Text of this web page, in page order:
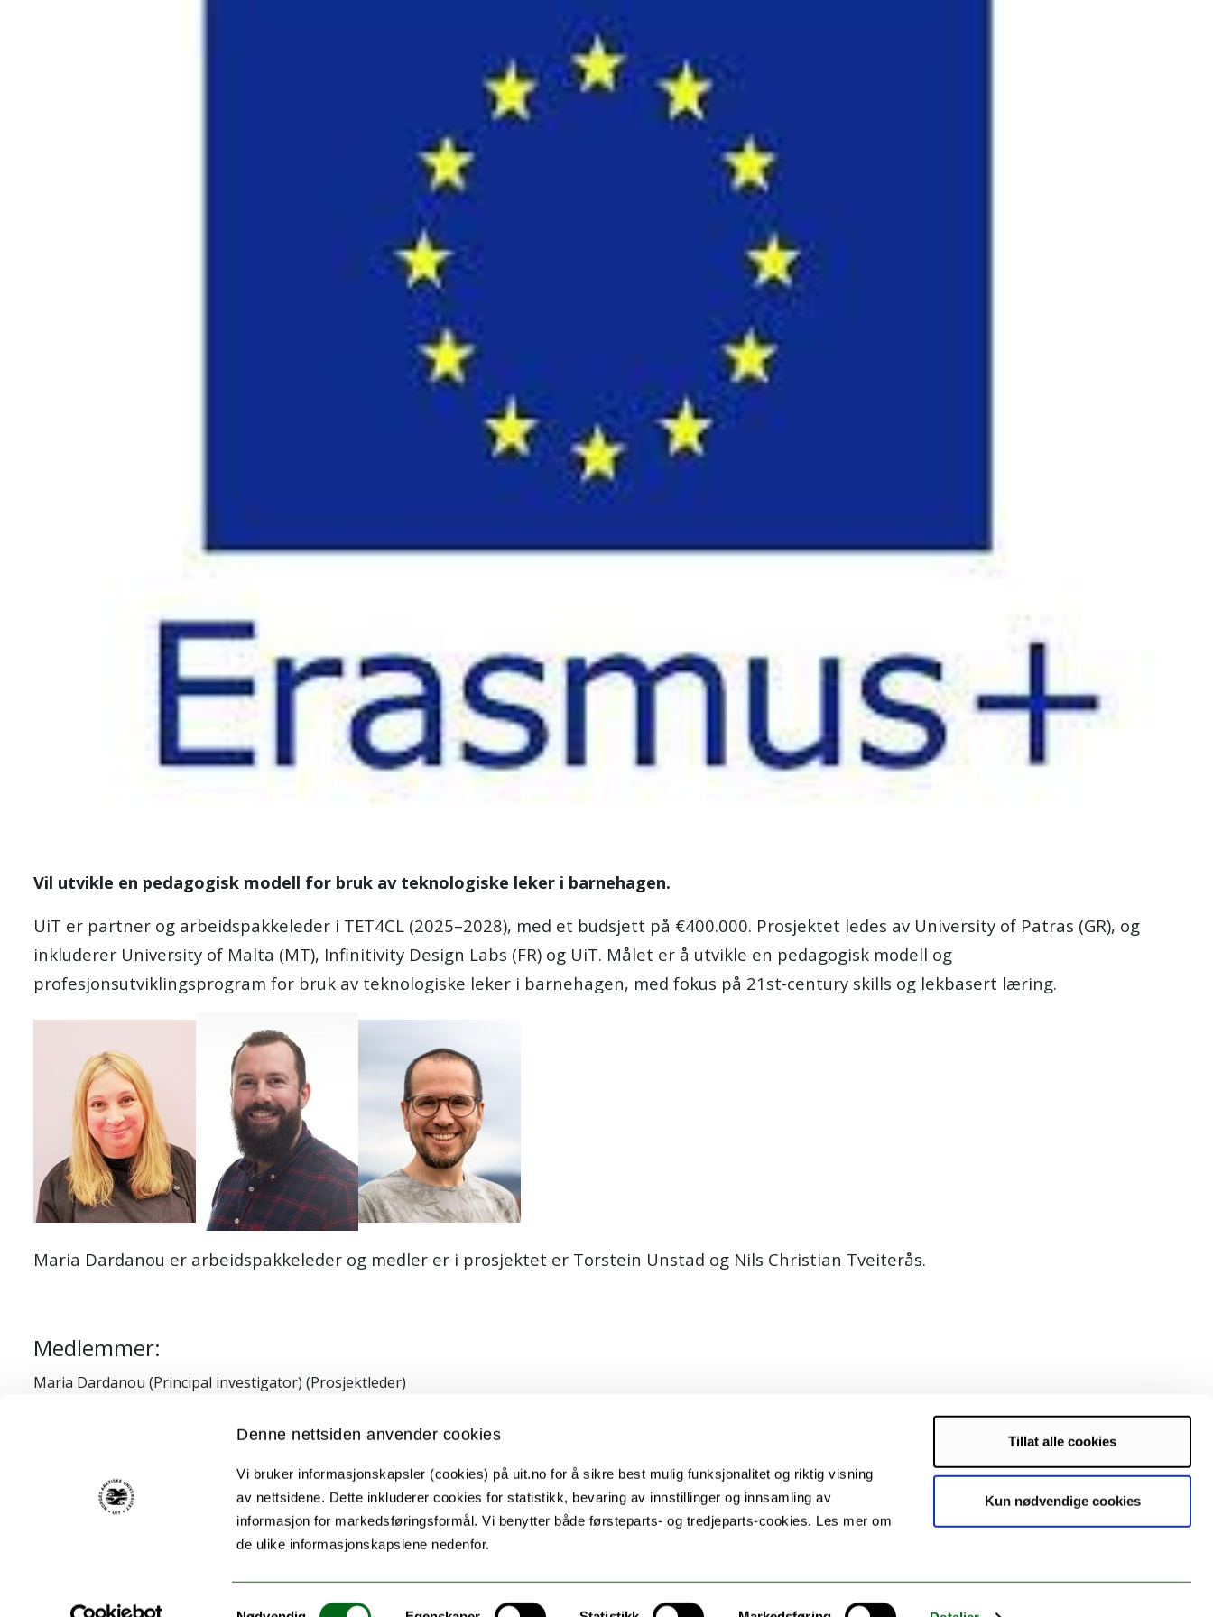
Denne nettsiden anvender cookies
Vi bruker informasjonskapsler (cookies) på uit.no for å sikre best mulig funksjonalitet og riktig visning
av nettsidene. Dette inkluderer cookies for statistikk, bevaring av innstillinger og innsamling av
informasjon for markedsføringsformål. Vi benytter både førsteparts- og tredjeparts-cookies. Les mer om
de ulike informasjonskapslene nedenfor.
Samtykkevalg
Tillat alle cookies
Kun nødvendige cookies
Vil utvikle en pedagogisk modell for bruk av teknologiske leker i barnehagen.
UiT er partner og arbeidspakkeleder i TET4CL (2025–2028), med et budsjett på €400.000. Prosjektet ledes av University of Patras (GR), og
inkluderer University of Malta (MT), Infinitivity Design Labs (FR) og UiT. Målet er å utvikle en pedagogisk modell og
profesjonsutviklingsprogram for bruk av teknologiske leker i barnehagen, med fokus på 21st-century skills og lekbasert læring.
Maria Dardanou er arbeidspakkeleder og medler er i prosjektet er Torstein Unstad og Nils Christian Tveiterås.
Medlemmer:
Maria Dardanou (Principal investigator) (Prosjektleder)
Finansiering: